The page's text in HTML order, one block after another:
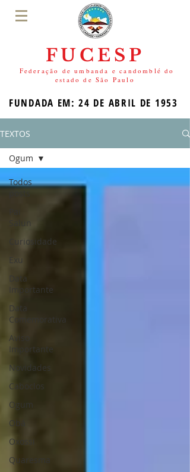
FUCESP
Federação de umbanda e candomblé do
estado de São Paulo
FUNDADA EM: 24 DE ABRIL DE 1953
TEXTOS
Todos
Salun
Curiosidade
Exu
Data
Importante
Data
Comemorativa
Aviso
Importante
Novidades
Caboclos
Ogum
Obá
Oxossi
Quaresma
Ogum